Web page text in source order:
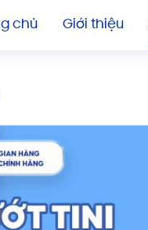
chủ Giới thiệu